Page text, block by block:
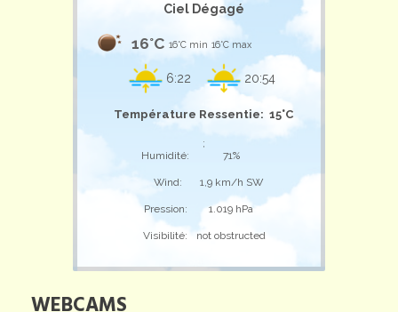
Ciel Dégagé
16°C 16°C min 16°C max
6:22 20:54
Température Ressentie: 15°C
;
Humidité:
71%
Wind: 1,9 km/h SW
Pression: 1.019 hPa
Visibilité: not obstructed
WEBCAMS